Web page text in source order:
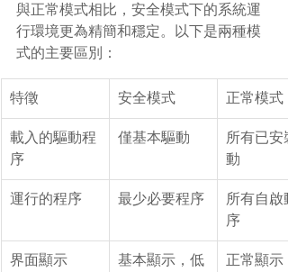
與正常模式相比，安全模式下的系統運
行環境更為精簡和穩定。以下是兩種模
式的主要區別：
特徵 安全模式 正常模式
載入的驅動程
序
僅基本驅動
所有已安
動
運行的程序 最少必要程序
所有自啟
序
界面顯示
基本顯示，低
正常顯示